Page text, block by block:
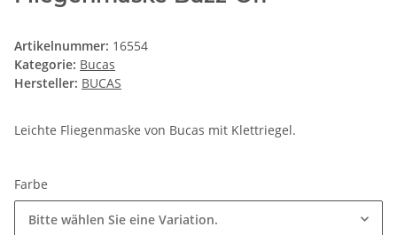
Artikelnummer: 16554
Kategorie: Bucas
Hersteller: BUCAS
Leichte Fliegenmaske von Bucas mit Klettriegel.
Farbe
Bitte wählen Sie eine Variation.